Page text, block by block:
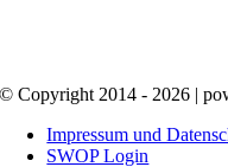
© Copyright 2014 - 2026 |
Impressum und
SWOP Login